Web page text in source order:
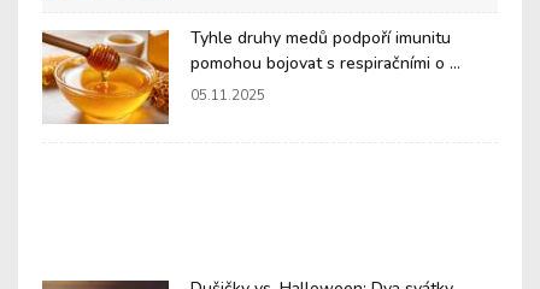
Tyhle druhy medů podpoří imunitu
pomohou bojovat s respiračními o ...
05.11.2025